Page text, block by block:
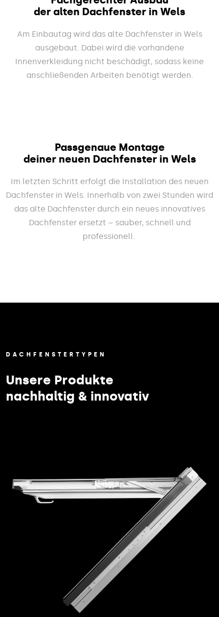
der alten Dachfenster in Wels
Am Einbautag wird das alte Dachfenster in Wels
ausgebaut. Dabei wird die vorhandene
Innenverkleidung nicht beschädigt, sodass keine
anschließenden Arbeiten benötigt werden.
Passgenaue Montage
deiner neuen Dachfenster in Wels
Im letzten Schritt erfolgt die Installation des neuen
Dachfenster in Wels. Innerhalb von zwei Stunden wird
das alte Dachfenster durch ein neues innovatives
Dachfenster ersetzt – sauber, schnell und
professionell.
DACHFENSTERTYPEN
Unsere Produkte
nachhaltig & innovativ